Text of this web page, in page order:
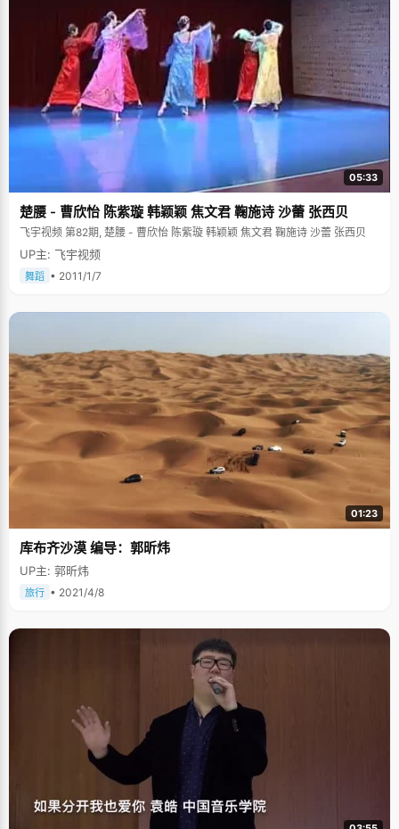
05:33
楚腰 - 曹欣怡 陈紫璇 韩颖颖 焦文君 鞠施诗 沙蕾 张西贝
飞宇视频 第82期, 楚腰 - 曹欣怡 陈紫璇 韩颖颖 焦文君 鞠施诗 沙蕾 张西贝
UP主: 飞宇视频
舞蹈 • 2011/1/7
01:23
库布齐沙漠 编导：郭昕炜
UP主: 郭昕炜
旅行 • 2021/4/8